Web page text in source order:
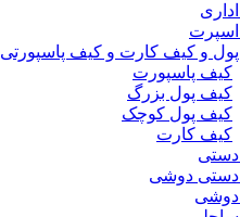
و کیف کارت و کیف پاسپورتی
کیف پاسپورت
کیف پول بزرگ
کیف پول کوچک
کیف کارت
دوشی